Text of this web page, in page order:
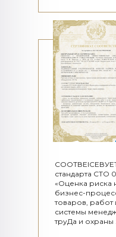
стандарта СТО
«Оценка риска
бизнес-
товаров, работ
системы
труДа и охраны